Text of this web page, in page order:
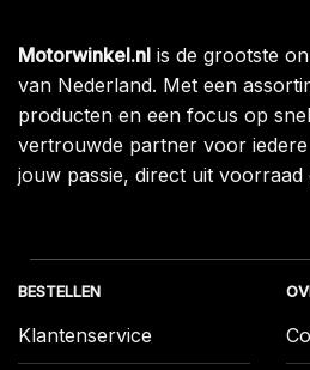
Motorwinkel.nl is de grootste
van Nederland. Met een
producten en een focus op
vertrouwde partner voor
jouw passie, direct uit voorraad
BESTELLEN
Klantenservice